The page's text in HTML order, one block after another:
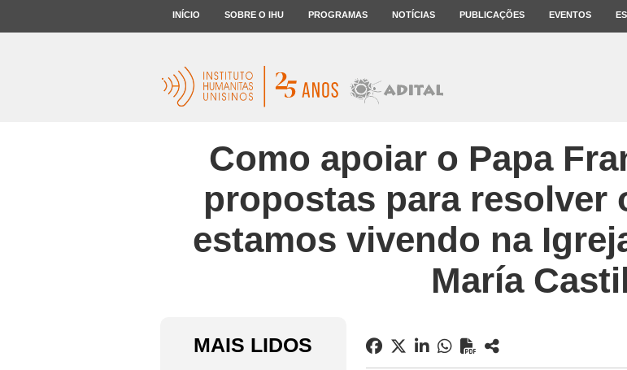
INÍCIO SOBRE O IHU PROGRAMAS NOTÍCIAS PUBLICAÇÕES EVENTOS
Como apoiar o Papa
propostas para resolver
estamos vivendo na
María
MAIS LIDOS